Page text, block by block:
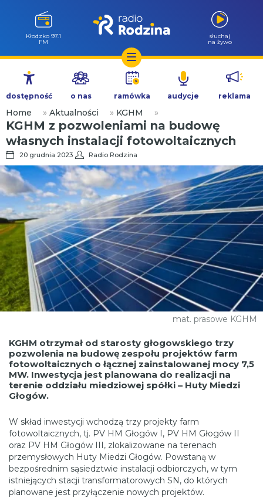
Przejdź
treści
Wołów 99.6
FM
słuchaj
na żywo
dostępność o nas ramówka audycje reklama
Home » Aktualności » KGHM »
KGHM z pozwoleniami na budowę
własnych instalacji fotowoltaicznych
20 grudnia 2023 Radio Rodzina
mat. prasowe KGHM
KGHM otrzymał od starosty głogowskiego trzy
pozwolenia na budowę zespołu projektów farm
fotowoltaicznych o łącznej zainstalowanej mocy 7,5
MW. Inwestycja jest planowana do realizacji na
terenie oddziału miedziowej spółki – Huty Miedzi
Głogów.
W skład inwestycji wchodzą trzy projekty farm
fotowoltaicznych, tj. PV HM Głogów I, PV HM Głogów II
oraz PV HM Głogów III, zlokalizowane na terenach
przemysłowych Huty Miedzi Głogów. Powstaną w
bezpośrednim sąsiedztwie instalacji odbiorczych, w tym
istniejących stacji transformatorowych SN, do których
planowane jest przyłączenie nowych projektów.